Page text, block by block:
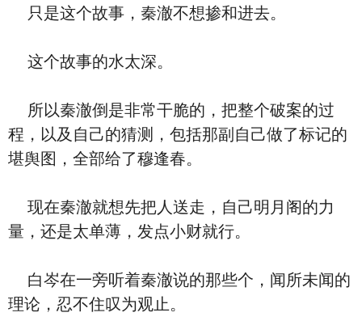
只是这个故事，秦澈不想掺和进去。
这个故事的水太深。
所以秦澈倒是非常干脆的，把整个破案的过
程，以及自己的猜测，包括那副自己做了标记的
堪舆图，全部给了穆逢春。
现在秦澈就想先把人送走，自己明月阁的力
量，还是太单薄，发点小财就行。
白岑在一旁听着秦澈说的那些个，闻所未闻的
理论，忍不住叹为观止。